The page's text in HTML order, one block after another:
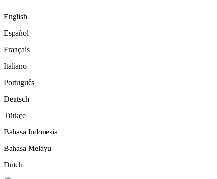
English
Español
Français
Italiano
Português
Deutsch
Türkçe
Bahasa Indonesia
Bahasa Melayu
Dutch